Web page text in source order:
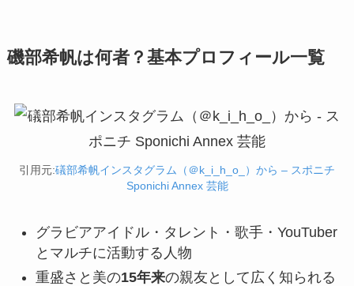
磯部希帆は何者？基本プロフィール一覧
引用元:礒部希帆インスタグラム（＠k_i_h_o_）から – スポニチ
Sponichi Annex 芸能
グラビアアイドル・タレント・歌手・YouTuber
とマルチに活動する人物
重盛さと美の15年来の親友として広く知られる